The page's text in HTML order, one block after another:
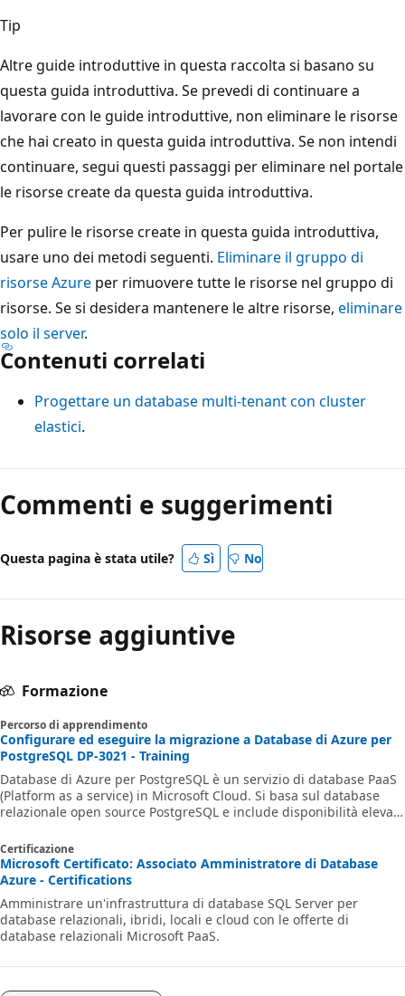
Tip
Altre guide introduttive in questa raccolta si basano su
questa guida introduttiva. Se prevedi di continuare a
lavorare con le guide introduttive, non eliminare le risorse
che hai creato in questa guida introduttiva. Se non intendi
continuare, segui questi passaggi per eliminare nel portale
le risorse create da questa guida introduttiva.
Per pulire le risorse create in questa guida introduttiva,
usare uno dei metodi seguenti. Eliminare il gruppo di
risorse Azure per rimuovere tutte le risorse nel gruppo di
risorse. Se si desidera mantenere le altre risorse, eliminare
solo il server.
Contenuti correlati
Progettare un database multi-tenant con cluster
elastici.
Commenti e suggerimenti
Questa pagina è stata utile? Sì No
Risorse aggiuntive
Formazione
Percorso di apprendimento
Configurare ed eseguire la migrazione a Database di Azure per
PostgreSQL DP-3021 - Training
Database di Azure per PostgreSQL è un servizio di database PaaS
(Platform as a service) in Microsoft Cloud. Si basa sul database
relazionale open source PostgreSQL e include disponibilità elevata
sicurezza complete. Il modello di determinazione dei prezzi con
pagamento in base al consumo offre prestazioni prevedibili e
ridimensionamento quasi immediato. In questo percorso di
Po
Certificazione
Microsoft Certificato: Associato Amministratore di Database
Azure - Certifications
Amministrare un'infrastruttura di database SQL Server per
database relazionali, ibridi, locali e cloud con le offerte di
database relazionali Microsoft PaaS.